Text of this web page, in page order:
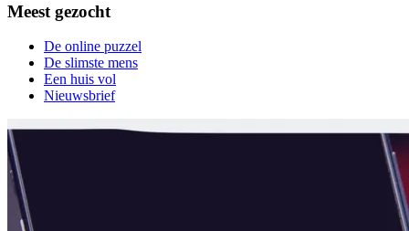
Meest gezocht
De online puzzel
De slimste mens
Een huis vol
Nieuwsbrief